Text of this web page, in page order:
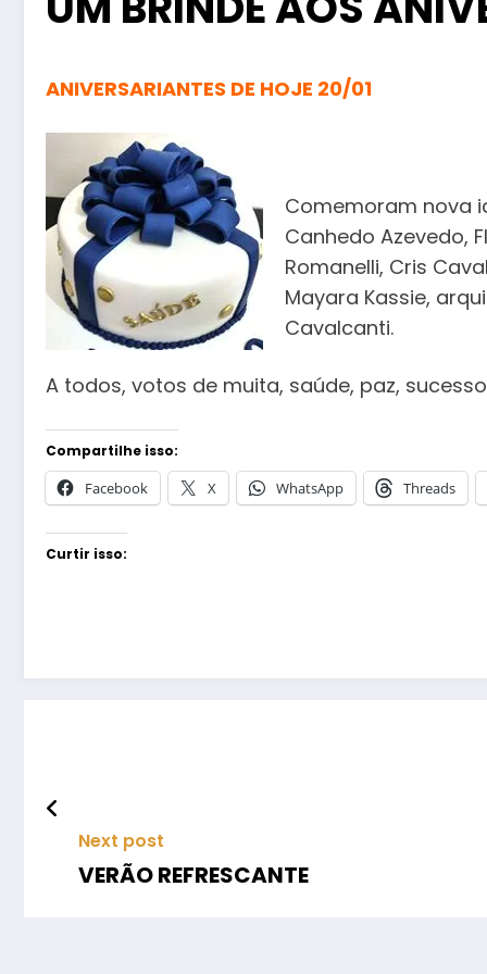
ANIVERSARIANTES DE HOJE 20/01
Comemoram nova
Canhedo Azevedo,
Romanelli, Cris
Mayara Kassie,
Cavalcanti.
A todos, votos de muita, saúde, paz,
Compartilhe isso:
Facebook X WhatsApp Threads
Curtir isso:
Next post
VERÃO REFRESCANTE